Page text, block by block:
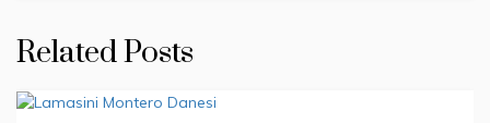
Related Posts